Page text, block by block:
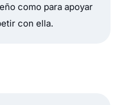
como para apoyar
con ella.